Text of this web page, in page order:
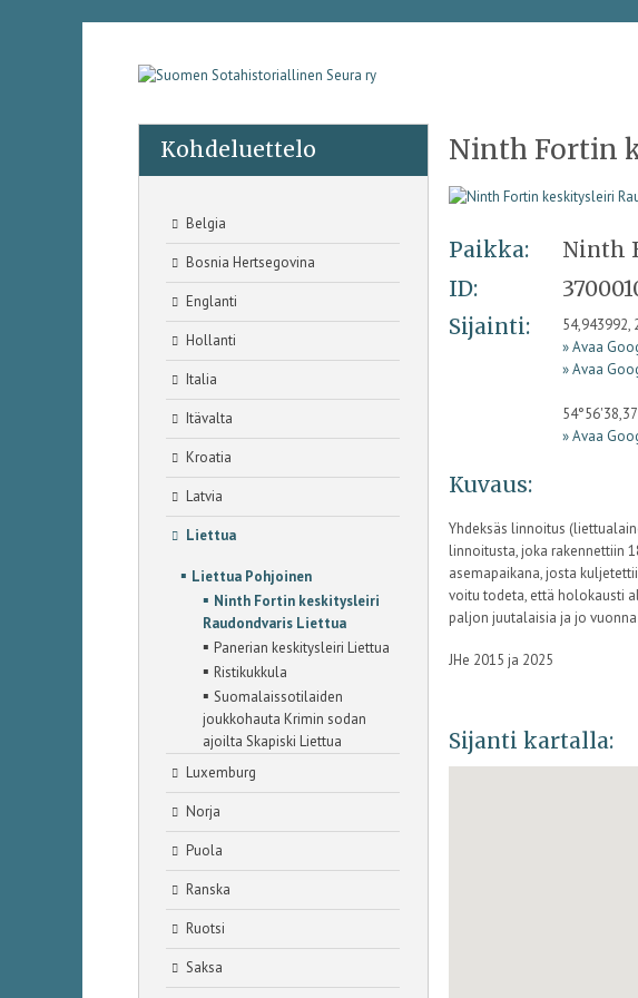
Kohdeluettelo
Belgia
Bosnia Hertsegovina
Englanti
Hollanti
Italia
Itävalta
Kroatia
Latvia
Liettua
▪ Liettua Pohjoinen
▪ Ninth Fortin keskitysleiri
Raudondvaris Liettua
▪ Panerian keskitysleiri Liettua
▪ Ristikukkula
▪ Suomalaissotilaiden
joukkohauta Krimin sodan
ajoilta Skapiski Liettua
Luxemburg
Norja
Puola
Ranska
Ruotsi
Saksa
Ninth Fortin
Paikka:
Ninth
ID:
Sijainti:
54,943992,
» Avaa
» Avaa
» Avaa
Kuvaus:
Yhdeksäs linnoitus
linnoitusta, joka rakennettiin
asemapaikana, josta
voitu todeta, että holokausti
paljon juutalaisia ja jo
JHe 2015 ja 2025
Sijanti kartalla: